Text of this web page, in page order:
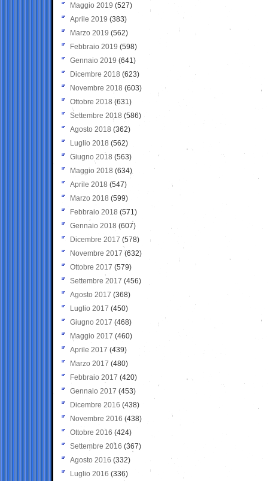
Maggio 2019 (527)
Aprile 2019 (383)
Marzo 2019 (562)
Febbraio 2019 (598)
Gennaio 2019 (641)
Dicembre 2018 (623)
Novembre 2018 (603)
Ottobre 2018 (631)
Settembre 2018 (586)
Agosto 2018 (362)
Luglio 2018 (562)
Giugno 2018 (563)
Maggio 2018 (634)
Aprile 2018 (547)
Marzo 2018 (599)
Febbraio 2018 (571)
Gennaio 2018 (607)
Dicembre 2017 (578)
Novembre 2017 (632)
Ottobre 2017 (579)
Settembre 2017 (456)
Agosto 2017 (368)
Luglio 2017 (450)
Giugno 2017 (468)
Maggio 2017 (460)
Aprile 2017 (439)
Marzo 2017 (480)
Febbraio 2017 (420)
Gennaio 2017 (453)
Dicembre 2016 (438)
Novembre 2016 (438)
Ottobre 2016 (424)
Settembre 2016 (367)
Agosto 2016 (332)
Luglio 2016 (336)